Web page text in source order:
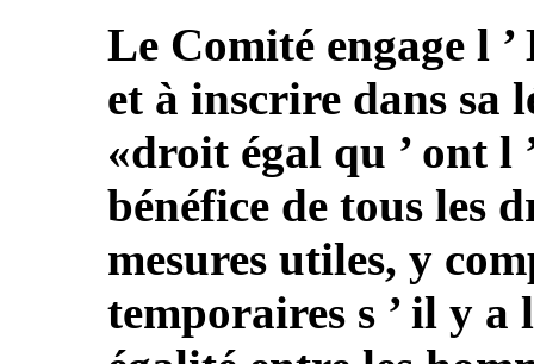
Le Comité engage l
et à inscrire dans sa
«droit égal qu ’ ont l
bénéfice de tous les
mesures utiles, y
temporaires s ’ il y